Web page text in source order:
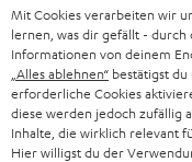
Vertrag widerrufen
Mit Cookies verarbeiten wir
lernen, was dir gefällt -
Informationen von deinem
„Alles ablehnen“ bestätigst
erforderliche Cookies
diese werden jedoch zufällig
Inhalte, die wirklich relevant
Hier willigst du der